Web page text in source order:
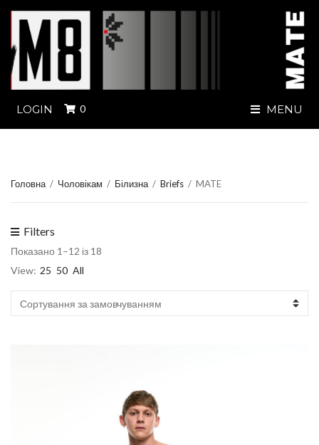
LOGIN 0 MENU
Головна / Чоловікам / Білизна / Briefs / MATE
Filters
Показано 1–12 із 18
View: 25 50 All